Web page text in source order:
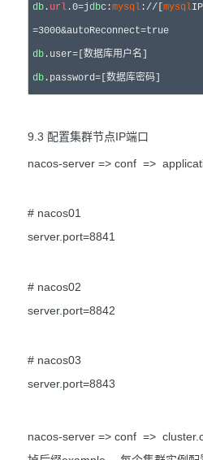
db . url .0=jdbc:mysql : // [mysql
=3000&autoReconnect=true
db .user=
db .password=[数据库密码]
9.3 配置集群节点IP端口
nacos-server => conf =>
# nacos01
server.port=8841
# nacos02
server.port=8842
# nacos03
server.port=8843
nacos-server => conf =>